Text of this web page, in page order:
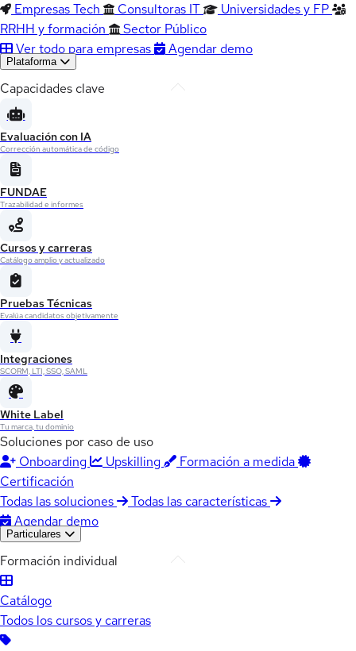
Empresas Tech
Consultoras IT
Universidades y FP
RRHH y formación
Sector Público
Ver todo para empresas
Agendar demo
Plataforma
Capacidades clave
Evaluación con IA
Corrección automática de código
FUNDAE
Trazabilidad e informes
Cursos y carreras
Catálogo amplio y actualizado
Pruebas Técnicas
Evalúa candidatos objetivamente
Integraciones
SCORM, LTI, SSO, SAML
White Label
Tu marca, tu dominio
Soluciones por caso de uso
Onboarding
Upskilling
Formación a medida
Certificación
Todas las soluciones
Todas las características
Agendar demo
Particulares
Formación individual
Catálogo
Todos los cursos y carreras